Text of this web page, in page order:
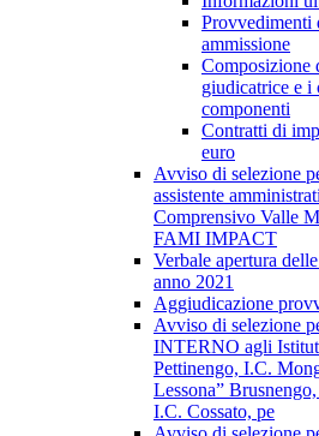
Provvedimenti
ammissione
Composizione
giudicatrice e i
componenti
Contratti di
euro
Avviso di selezione
assistente
Comprensivo Valle
FAMI IMPACT
Verbale apertura
anno 2021
Aggiudicazione
Avviso di selezione
INTERNO agli
Pettinengo, I.C.
Lessona”
I.C. Cossato, pe